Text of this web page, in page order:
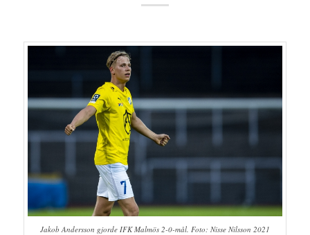
Jakob Andersson gjorde IFK Malmös 2-0-mål. Foto: Nisse Nilsson 2021